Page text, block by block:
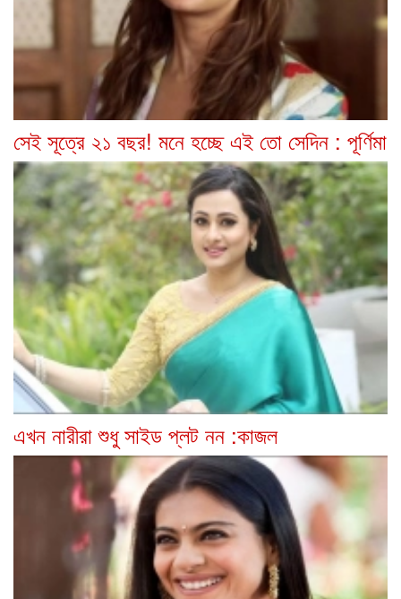
সেই সূত্রে ২১ বছর! মনে হচ্ছে এই তো সেদিন : পূর্ণিমা
এখন নারীরা শুধু সাইড প্লট নন :কাজল